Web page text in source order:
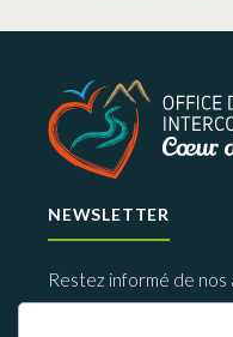
NEWSLETTER
Restez informé de nos